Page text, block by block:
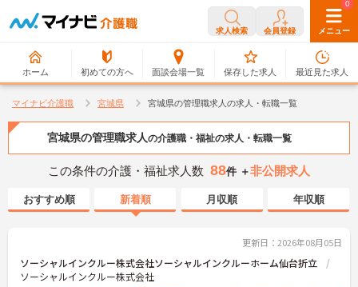
求人検索 会員登録 メニュー
ホーム 初めての方へ 面談会場一覧
0
保存した求人
0
最近見た求人
マイナビ介護職 宮城県 宮城県の管理職求人の求人・転職一覧
宮城県の管理職求人の介護職・福祉の求人・転職一覧
この条件の介護・福祉求人数 88件 ＋非公開求人
おすすめ順 新着順 月収順 年収順
更新日：2026年08月05日
ソーシャルインクルー株式会社ソーシャルインクルーホーム仙台折立
ソーシャルインクルー株式会社